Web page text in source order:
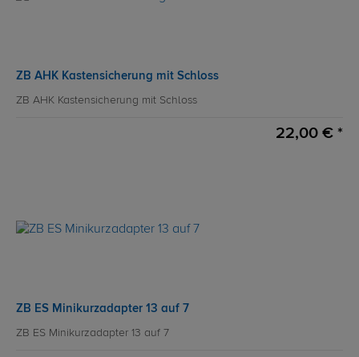
ZB AHK Kastensicherung mit Schloss
ZB AHK Kastensicherung mit Schloss
22,00 € *
ZB ES Minikurzadapter 13 auf 7
ZB ES Minikurzadapter 13 auf 7